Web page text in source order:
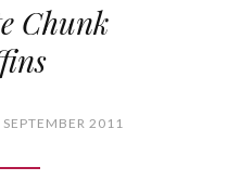
Chunk
2011